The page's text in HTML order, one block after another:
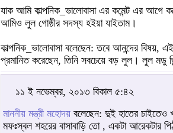
যাক আমি কাল্পনিক_ভালোবাসা এর কমেন্ট এর আগে
আমিও লুল গোষ্ঠীর সদস্য হইয়া যাইতাম।
কাল্পনিক_ভালোবাসা বলেছেন: তবে আনন্দের বিষয়, এই
প্রমানিত করেছেন, তিনি সবচেয়ে বড় লুল। লুল
১১ ই নভেম্বর, ২০১৩ বিকাল ৫:৪২
মাননীয় মন্ত্রী মহোদয় বলেছেন: দুই হাতের চাইতেও
মফঃস্বল শহরের বাসাবাড়ি তো , একটা আরেকটার